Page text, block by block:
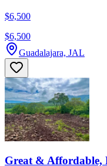
$6,500
$6,500
Guadalajara, JAL
Great & Affordable,